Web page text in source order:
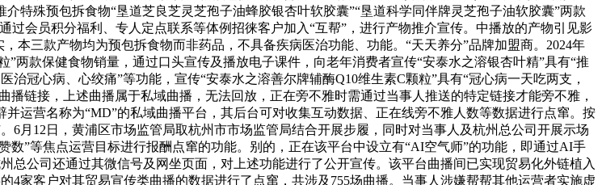
特殊预包拆食物“垦道芝良芝灵芝孢子油蜂胶银杏叶软胶囊”“垦道科学同伴牌灵芝孢子油软胶囊”两款
会员积分福利、专人定点联系等体例招徕客户加入“互帮”，进行产物推介宣传。中播放的产物引见影
本三款产物均为预包拆食物而非药品，不具备疾病医治功能、功能。“天天养分”品牌加盟商。2024年
两款保健食物销量，通过口头宣传及播放电子课件，向老年消费者宣传“安泰水之溶银杏叶精”具有“推
冠心病、心绞痛”等功能，宣传“安泰水之溶善尔牌辅酶Q10维生素C颗粒”具有“冠心病一天吃两支，
链接，上述曲播属于私域曲播，无法回放，正在旁不雅时需通过当事人推送的特定链接才能旁不雅，
运营名称为“MD”的私域曲播平台，其后台可对收集互动数据、正在线旁不雅人数等数据进行点窜。按
月12日，黄浦区市场监管局取杭州市市场监管局结合开展步履，同时对当事人及杭州总公司开展示场
”等焦点运营目标进行报酬点窜的功能。别的，正在该平台中设立有“AI空气师”的功能，即通过AI手
公司还通过其微信号及网坐页面，对上述功能进行了公开宣传。该平台曲播间已实现贸易化外链植入
家客户对其贸易宣传类曲播的数据进行了点窜，共涉及755场曲播。当事人涉嫌帮帮其他运营者实施虚